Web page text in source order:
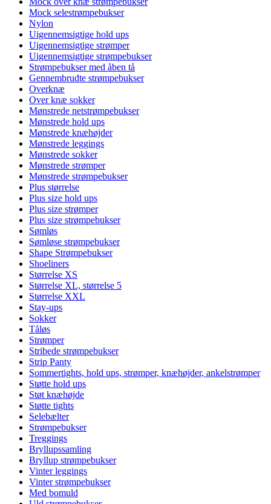
Mock selestrømpebukser
Nylon
Uigennemsigtige hold ups
Uigennemsigtige strømper
Uigennemsigtige strømpebukser
Strømpebukser med åben tå
Gennembrudte strømpebukser
Overknæ
Over knæ sokker
Mønstrede netstrømpebukser
Mønstrede hold ups
Mønstrede knæhøjder
Mønstrede leggings
Mønstrede sokker
Mønstrede strømper
Mønstrede strømpebukser
Plus størrelse
Plus size hold ups
Plus size strømper
Plus size strømpebukser
Sømløs
Sømløse strømpebukser
Shape Strømpebukser
Shoeliners
Størrelse XS
Størrelse XL, størrelse 5
Størrelse XXL
Stay-ups
Sokker
Tåløs
Strømper
Stribede strømpebukser
Strip Panty
Sommertights, hold ups, strømper, knæhøjder, ankelstrømper
Støtte hold ups
Støt knæhøjde
Støtte tights
Selebælter
Strømpebukser
Treggings
Bryllupssamling
Bryllup strømpebukser
Vinter leggings
Vinter strømpebukser
Med bomuld